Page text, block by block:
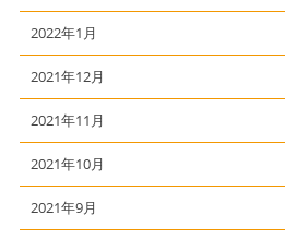
2022年1月
2021年12月
2021年11月
2021年10月
2021年9月